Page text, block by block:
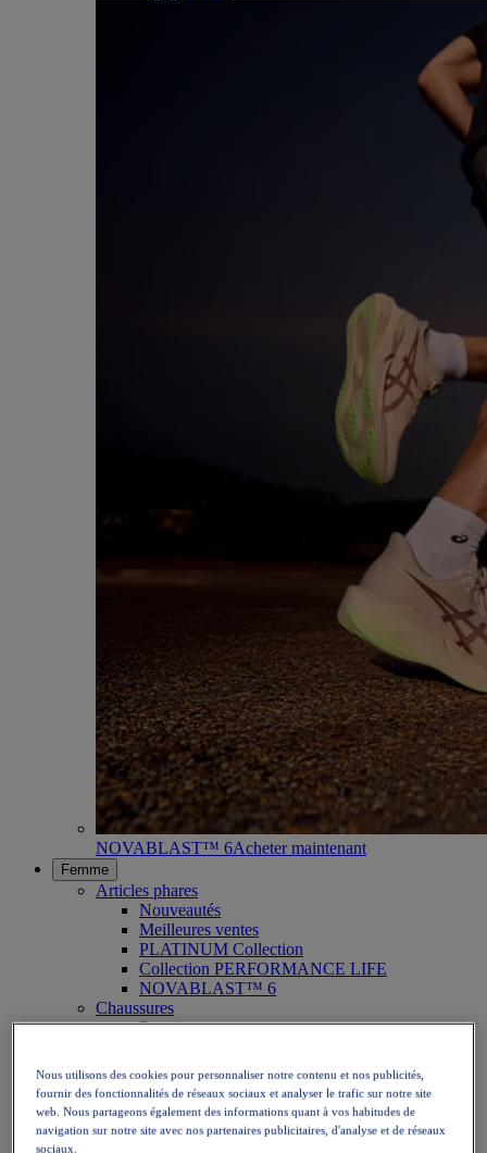
NOVABLAST™ 6Acheter maintenant
Femme
Articles phares
Nouveautés
Meilleures ventes
PLATINUM Collection
Collection PERFORMANCE LIFE
NOVABLAST™ 6
Chaussures
Running
Tennis
Volleyball
Handball
Padel
Nous utilisons des cookies pour personnaliser notre contenu et nos publicités,
fournir des fonctionnalités de réseaux sociaux et analyser le trafic sur notre site
web. Nous partageons également des informations quant à vos habitudes de
navigation sur notre site avec nos partenaires publicitaires, d'analyse et de réseaux
sociaux.